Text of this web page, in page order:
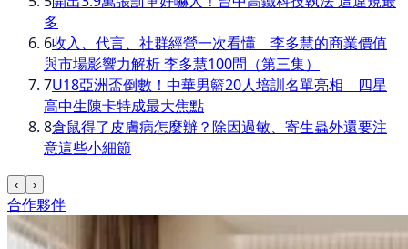
多
6收入、代言、社群經營一次看懂 李多慧的商業價值
與市場影響力解析 李多慧100問（第三集）
7U18亞洲盃倒數！中華男籃20人培訓名單亮相 四星
高中生陳卡特成最大焦點
8倉鼠得了皮膚病怎麼辦？除因過敏、寄生蟲外還要注
意這些小細節
‹ ›
合作夥伴